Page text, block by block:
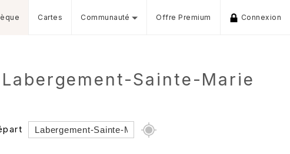
Cartes Communauté Offre Premium Connexion
Sainte-Marie